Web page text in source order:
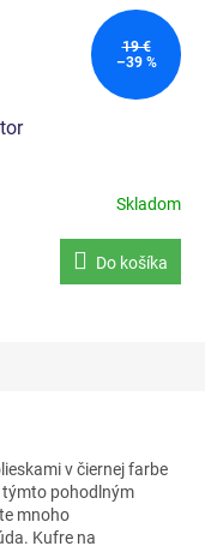
19 €
–39 %
Skladom
Do košíka
v čiernej farbe
týmto pohodlným
mnoho
Kufre na